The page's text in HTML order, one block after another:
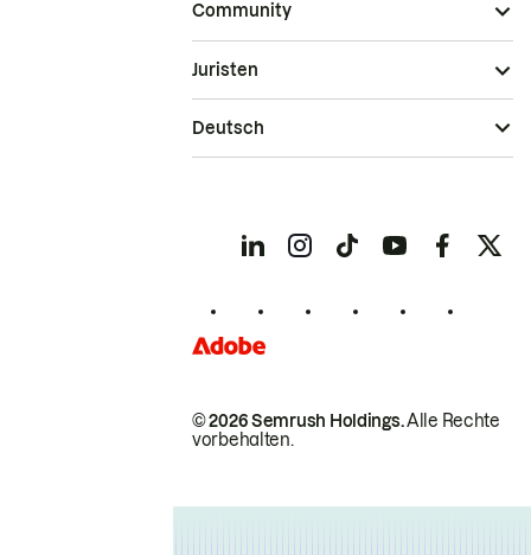
Community
© 2026 Semrush Holdings.Alle Rechte
vorbehalten.
Juristen
Deutsch